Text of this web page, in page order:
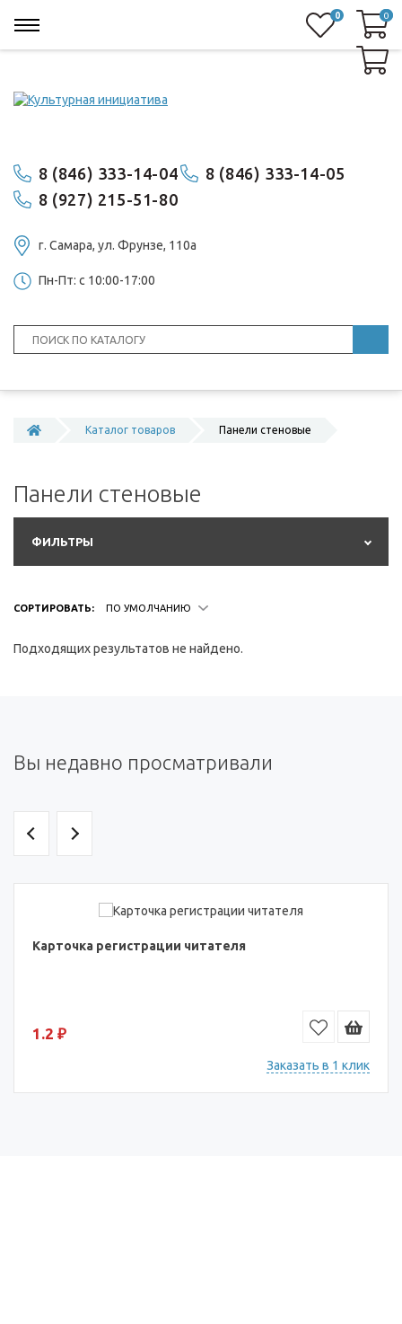
8 (846) 333-14-04
8 (846) 333-14-05
8 (927) 215-51-80
г. Самара, ул. ​Фрунзе, 110а
Пн-Пт: с 10:00-17:00
0 0
0
Каталог товаров Панели стеновые
Панели стеновые
ФИЛЬТРЫ
СОРТИРОВАТЬ: ПО УМОЛЧАНИЮ
Подходящих результатов не найдено.
Вы недавно просматривали
Карточка регистрации читателя
1.2 ₽
Заказать в 1 клик